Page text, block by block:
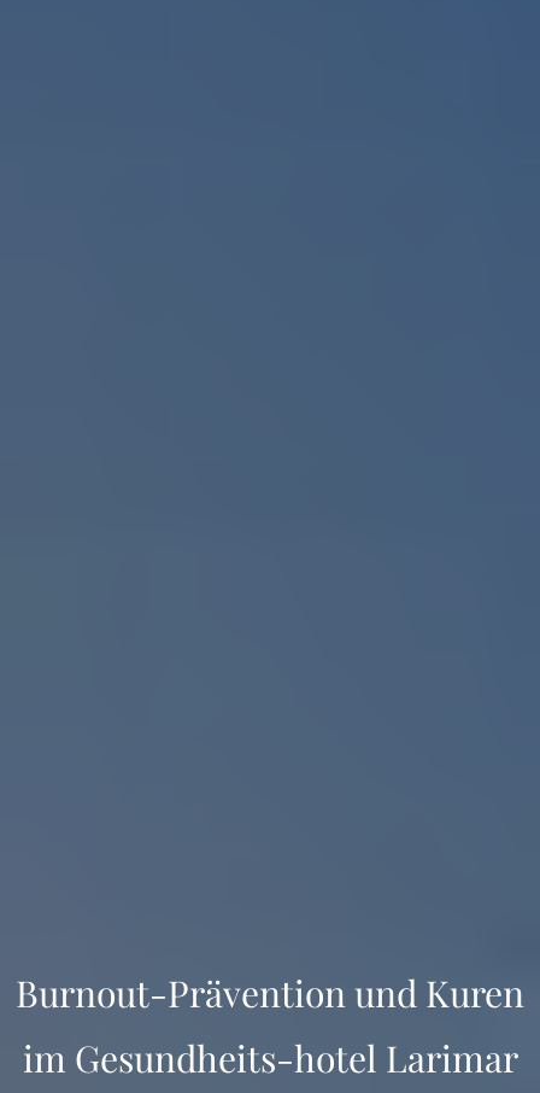
Burnout-Prävention und Kuren
im Gesundheits-hotel Larimar